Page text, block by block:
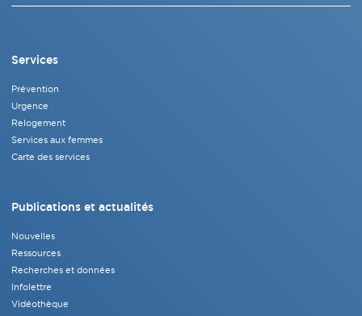
Services
Prévention
Urgence
Relogement
Services aux femmes
Carte des services
Publications et actualités
Nouvelles
Ressources
Recherches et données
Infolettre
Vidéothèque